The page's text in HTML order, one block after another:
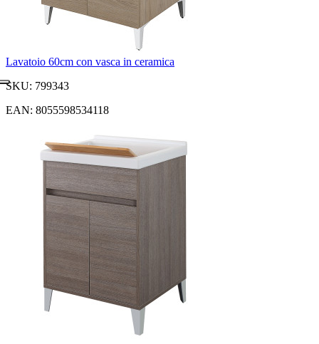
Lavatoio 60cm con vasca in ceramica
SKU: 799343
EAN: 8055598534118